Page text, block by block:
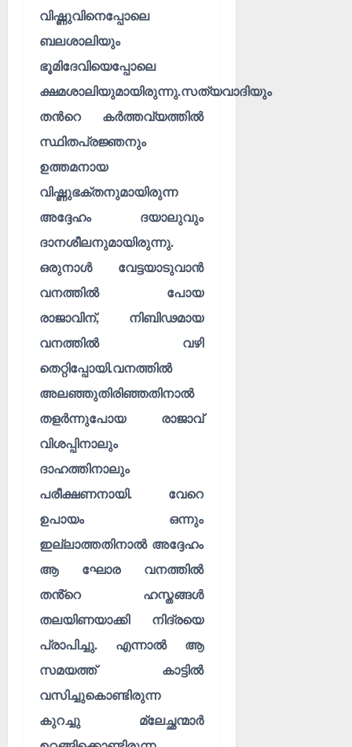
വിഷ്ണുവിനെപ്പോലെ
ബലശാലിയും
ഭൂമിദേവിയെപ്പോലെ
ക്ഷമശാലിയുമായിരുന്നു.സത്യവാദിയും
തൻറെ കർത്തവ്യത്തിൽ
സ്ഥിതപ്രജ്ഞനും
ഉത്തമനായ
വിഷ്ണുഭക്തനുമായിരുന്ന
അദ്ദേഹം ദയാലുവും
ദാനശീലനുമായിരുന്നു.
ഒരുനാൾ വേട്ടയാടുവാൻ
വനത്തിൽ പോയ
രാജാവിന്, നിബിഢമായ
വനത്തിൽ വഴി
തെറ്റിപ്പോയി.വനത്തിൽ
അലഞ്ഞുതിരിഞ്ഞതിനാൽ
തളർന്നുപോയ രാജാവ്
വിശപ്പിനാലും
ദാഹത്തിനാലും
പരീക്ഷണനായി. വേറെ
ഉപായം ഒന്നും
ഇല്ലാത്തതിനാൽ അദ്ദേഹം
ആ ഘോര വനത്തിൽ
തൻ്റെ ഹസ്തങ്ങൾ
തലയിണയാക്കി നിദ്രയെ
പ്രാപിച്ചു. എന്നാൽ ആ
സമയത്ത് കാട്ടിൽ
വസിച്ചുകൊണ്ടിരുന്ന
കുറച്ചു മ്ലേച്ഛന്മാർ